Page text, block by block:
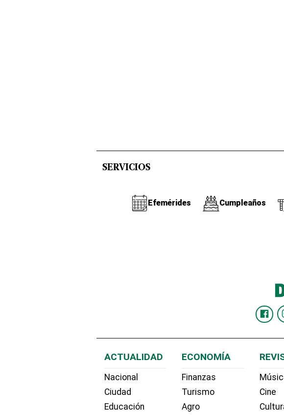
SERVICIOS
Efemérides Cumpleaños
ACTUALIDAD
Nacional
Ciudad
Educación
ECONOMÍA
Finanzas
Turismo
Agro
Cine